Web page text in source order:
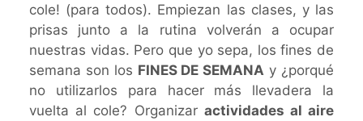
cole! (para todos). Empiezan las clases, y las
prisas junto a la rutina volverán a ocupar
nuestras vidas. Pero que yo sepa, los fines de
semana son los FINES DE SEMANA y ¿porqué
no utilizarlos para hacer más llevadera la
vuelta al cole? Organizar actividades al aire